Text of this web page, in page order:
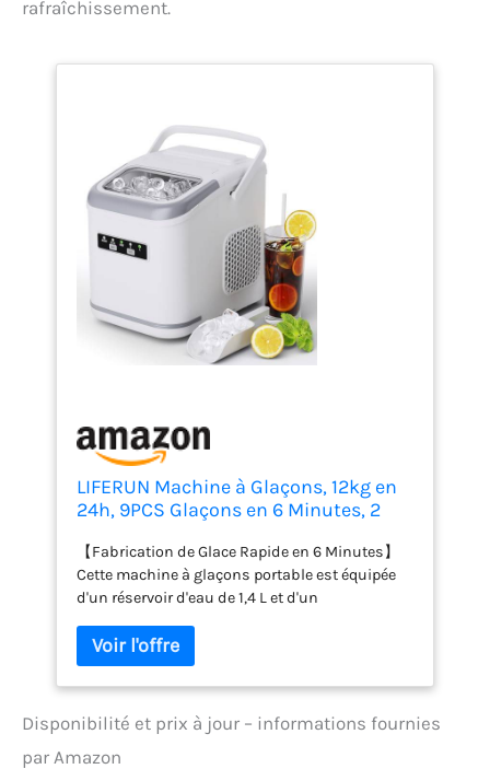
rafraîchissement.
LIFERUN Machine à Glaçons, 12kg en
24h, 9PCS Glaçons en 6 Minutes, 2
Autonettoyante, avec Poignée de
Transport et Cuillère, pour la
Maison/Cuisine/Camping/Bar
【Fabrication de Glace Rapide en 6 Minutes】
Cette machine à glaçons portable est équipée
d'un réservoir d'eau de 1,4 L et d'un
glaçons en seulement 6 à 12 minutes et jusqu'à
12 kg de glace toutes les 24 heures. Avec cette
machine à glaçons, vous pouvez dire adieu aux
longs temps d'attente et profiter d'un
approvisionnement constant de glaçons à tout
moment et en tout lieu. Cette petite machine à
Disponibilité et prix à jour – informations fournies
par Amazon